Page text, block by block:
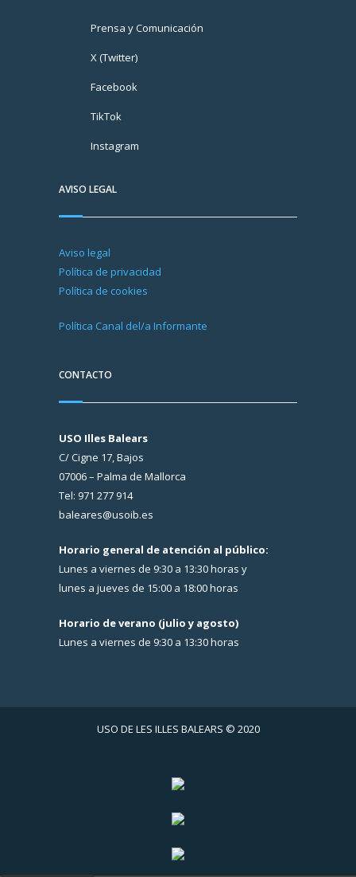
Prensa y Comunicación
X (Twitter)
Facebook
TikTok
Instagram
AVISO LEGAL
Aviso legal
Política de privacidad
Política de cookies
Política Canal del/a Informante
CONTACTO
USO Illes Balears
C/ Cigne 17, Bajos
07006 – Palma de Mallorca
Tel: 971 277 914
baleares@usoib.es
Horario general de atención al público:
Lunes a viernes de 9:30 a 13:30 horas y
lunes a jueves de 15:00 a 18:00 horas
Horario de verano (julio y agosto)
Lunes a viernes de 9:30 a 13:30 horas
USO DE LES ILLES BALEARS © 2020